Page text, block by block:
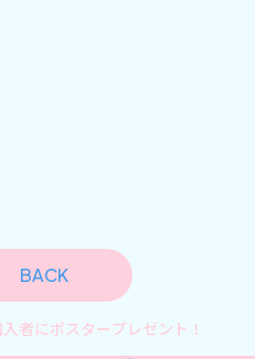
BACK
者にポスタープレゼント！